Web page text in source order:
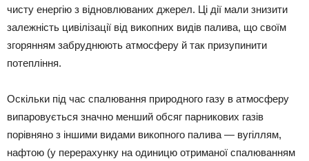
чисту енергію з відновлюваних джерел. Ці дії мали знизити
залежність цивілізації від викопних видів палива, що своїм
згорянням забруднюють атмосферу й так призупинити
потепління.
Оскільки під час спалювання природного газу в атмосферу
випаровується значно менший обсяг парникових газів
порівняно з іншими видами викопного палива — вугіллям,
нафтою (у перерахунку на одиницю отриманої спалюванням